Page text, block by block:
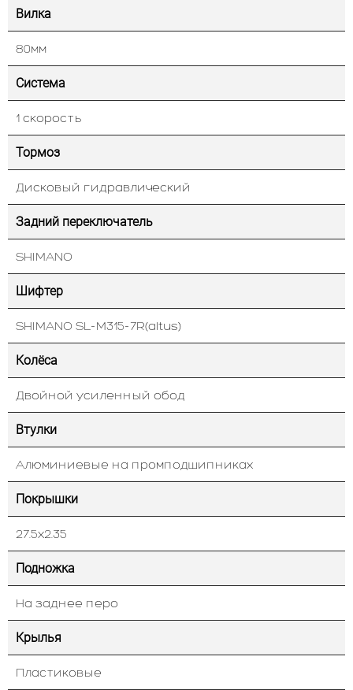
Вилка
80мм
Система
1 скорость
Тормоз
Дисковый гидравлический
Задний переключатель
SHIMANO
Шифтер
SHIMANO SL-M315-7R(altus)
Колёса
Двойной усиленный обод
Втулки
Алюминиевые на промподшипниках
Покрышки
27.5х2.35
Подножка
На заднее перо
Крылья
Пластиковые